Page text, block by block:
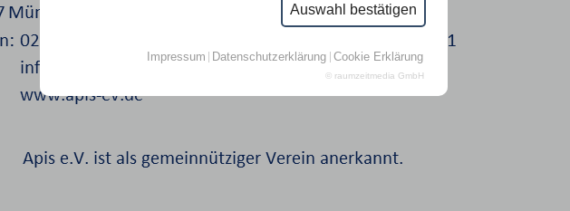
Auswahl bestätigen
Impressum Datenschutzerklärung Cookie Erklärung
© raumzeitmedia GmbH